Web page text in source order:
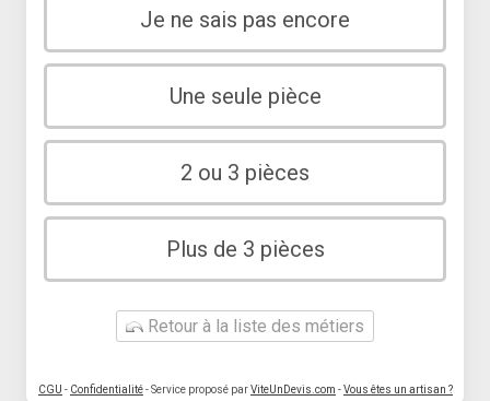
Je ne sais pas encore
Une seule pièce
2 ou 3 pièces
Plus de 3 pièces
Retour à la liste des métiers
CGU - Confidentialité- Service proposé parViteUnDevis.com -Vous êtes un artisan ?